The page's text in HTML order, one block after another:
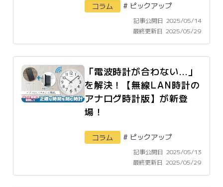
コラム # ピックアップ
記事公開日 2025/05/14
最終更新日 2025/05/29
「電波時計が合わない…」
を解決！【無線LAN時計の
アナログ時計版】が新登
場！
コラム # ピックアップ
記事公開日 2025/05/13
最終更新日 2025/05/29